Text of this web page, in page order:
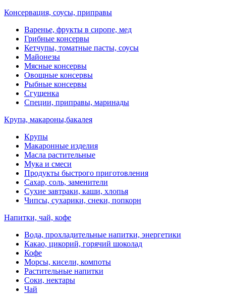
Консервация, соусы, приправы
Варенье, фрукты в сиропе, мед
Грибные консервы
Кетчупы, томатные пасты, соусы
Майонезы
Мясные консервы
Овощные консервы
Рыбные консервы
Сгущенка
Специи, приправы, маринады
Крупа, макароны,бакалея
Крупы
Макаронные изделия
Масла растительные
Мука и смеси
Продукты быстрого приготовления
Сахар, соль, заменители
Сухие завтраки, каши, хлопья
Чипсы, сухарики, снеки, попкорн
Напитки, чай, кофе
Вода, прохладительные напитки, энергетики
Какао, цикорий, горячий шоколад
Кофе
Морсы, кисели, компоты
Растительные напитки
Соки, нектары
Чай